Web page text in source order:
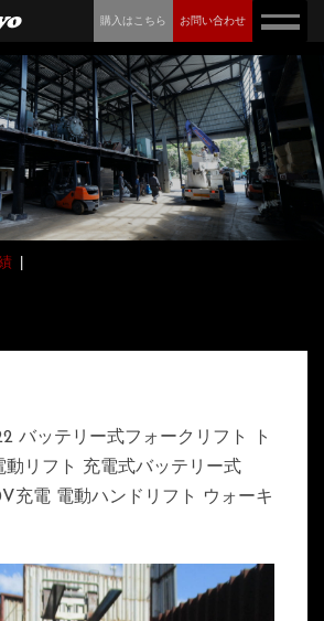
購入はこちら お問い合わせ
バッテリー式フォークリフト ト
リフト 充電式バッテリー式
充電 電動ハンドリフト ウォーキ